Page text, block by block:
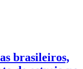
brasileiros,